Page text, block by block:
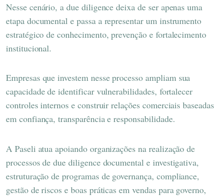
Nesse cenário, a due diligence deixa de ser apenas uma
etapa documental e passa a representar um instrumento
estratégico de conhecimento, prevenção e fortalecimento
institucional.
Empresas que investem nesse processo ampliam sua
capacidade de identificar vulnerabilidades, fortalecer
controles internos e construir relações comerciais baseadas
em confiança, transparência e responsabilidade.
A Paseli atua apoiando organizações na realização de
processos de due diligence documental e investigativa,
estruturação de programas de governança, compliance,
gestão de riscos e boas práticas em vendas para governo,